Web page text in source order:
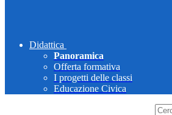
Didattica
Panoramica
Offerta formativa
I progetti delle classi
Educazione Civica